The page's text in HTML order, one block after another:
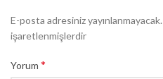
E-posta adresiniz yayınlanmayacak.
işaretlenmişlerdir
Yorum *